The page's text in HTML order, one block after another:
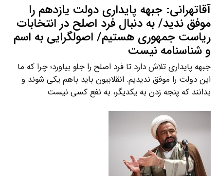
آقاتهرانی: جبهه پایداری دولت یازدهم را
موفق ندید/ به دنبال فرد اصلح در انتخابات
ریاست جمهوری هستیم/ اصولگرایی به اسم
و شناسنامه نیست
جبهه پایداری تلاش دارد تا فرد اصلح را جلو بیاورد؛ چرا که ما
این دولت را موفق ندیدیم. انقلابیون باید باهم یکی شوند و
بدانند که پنجه زدن به یکدیگر، به نفع کسی نیست